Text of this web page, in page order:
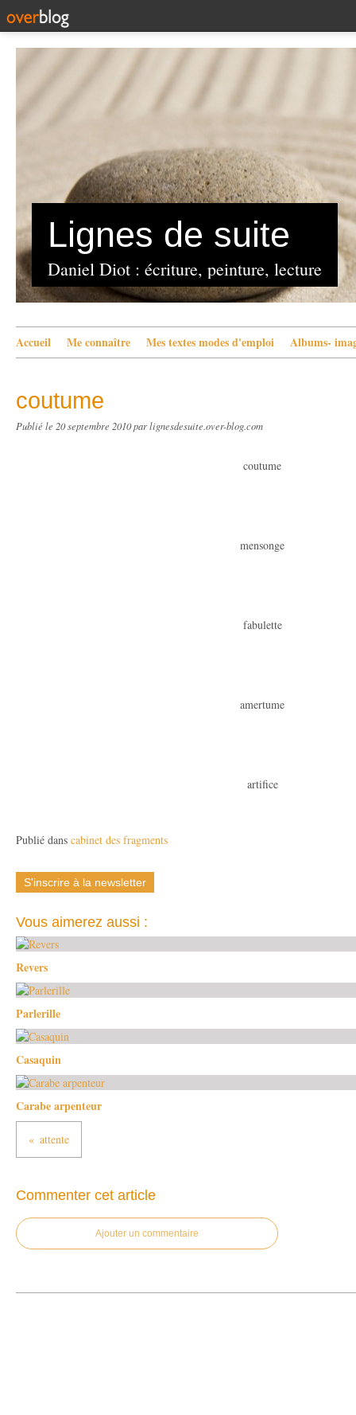
Lignes de suite
Daniel Diot : écriture, peinture, lecture
Accueil Me connaître Mes textes modes d'emploi Albums-
coutume
Publié le 20 septembre 2010par lignesdesuite.over-blog.com
coutume
mensonge
fabulette
amertume
artifice
Publié dans cabinet des fragments
S'inscrire à la newsletter
Vous aimerez aussi :
Revers
Parlerille
Casaquin
Carabe arpenteur
attente
Commenter cet article
Ajouter un commentaire